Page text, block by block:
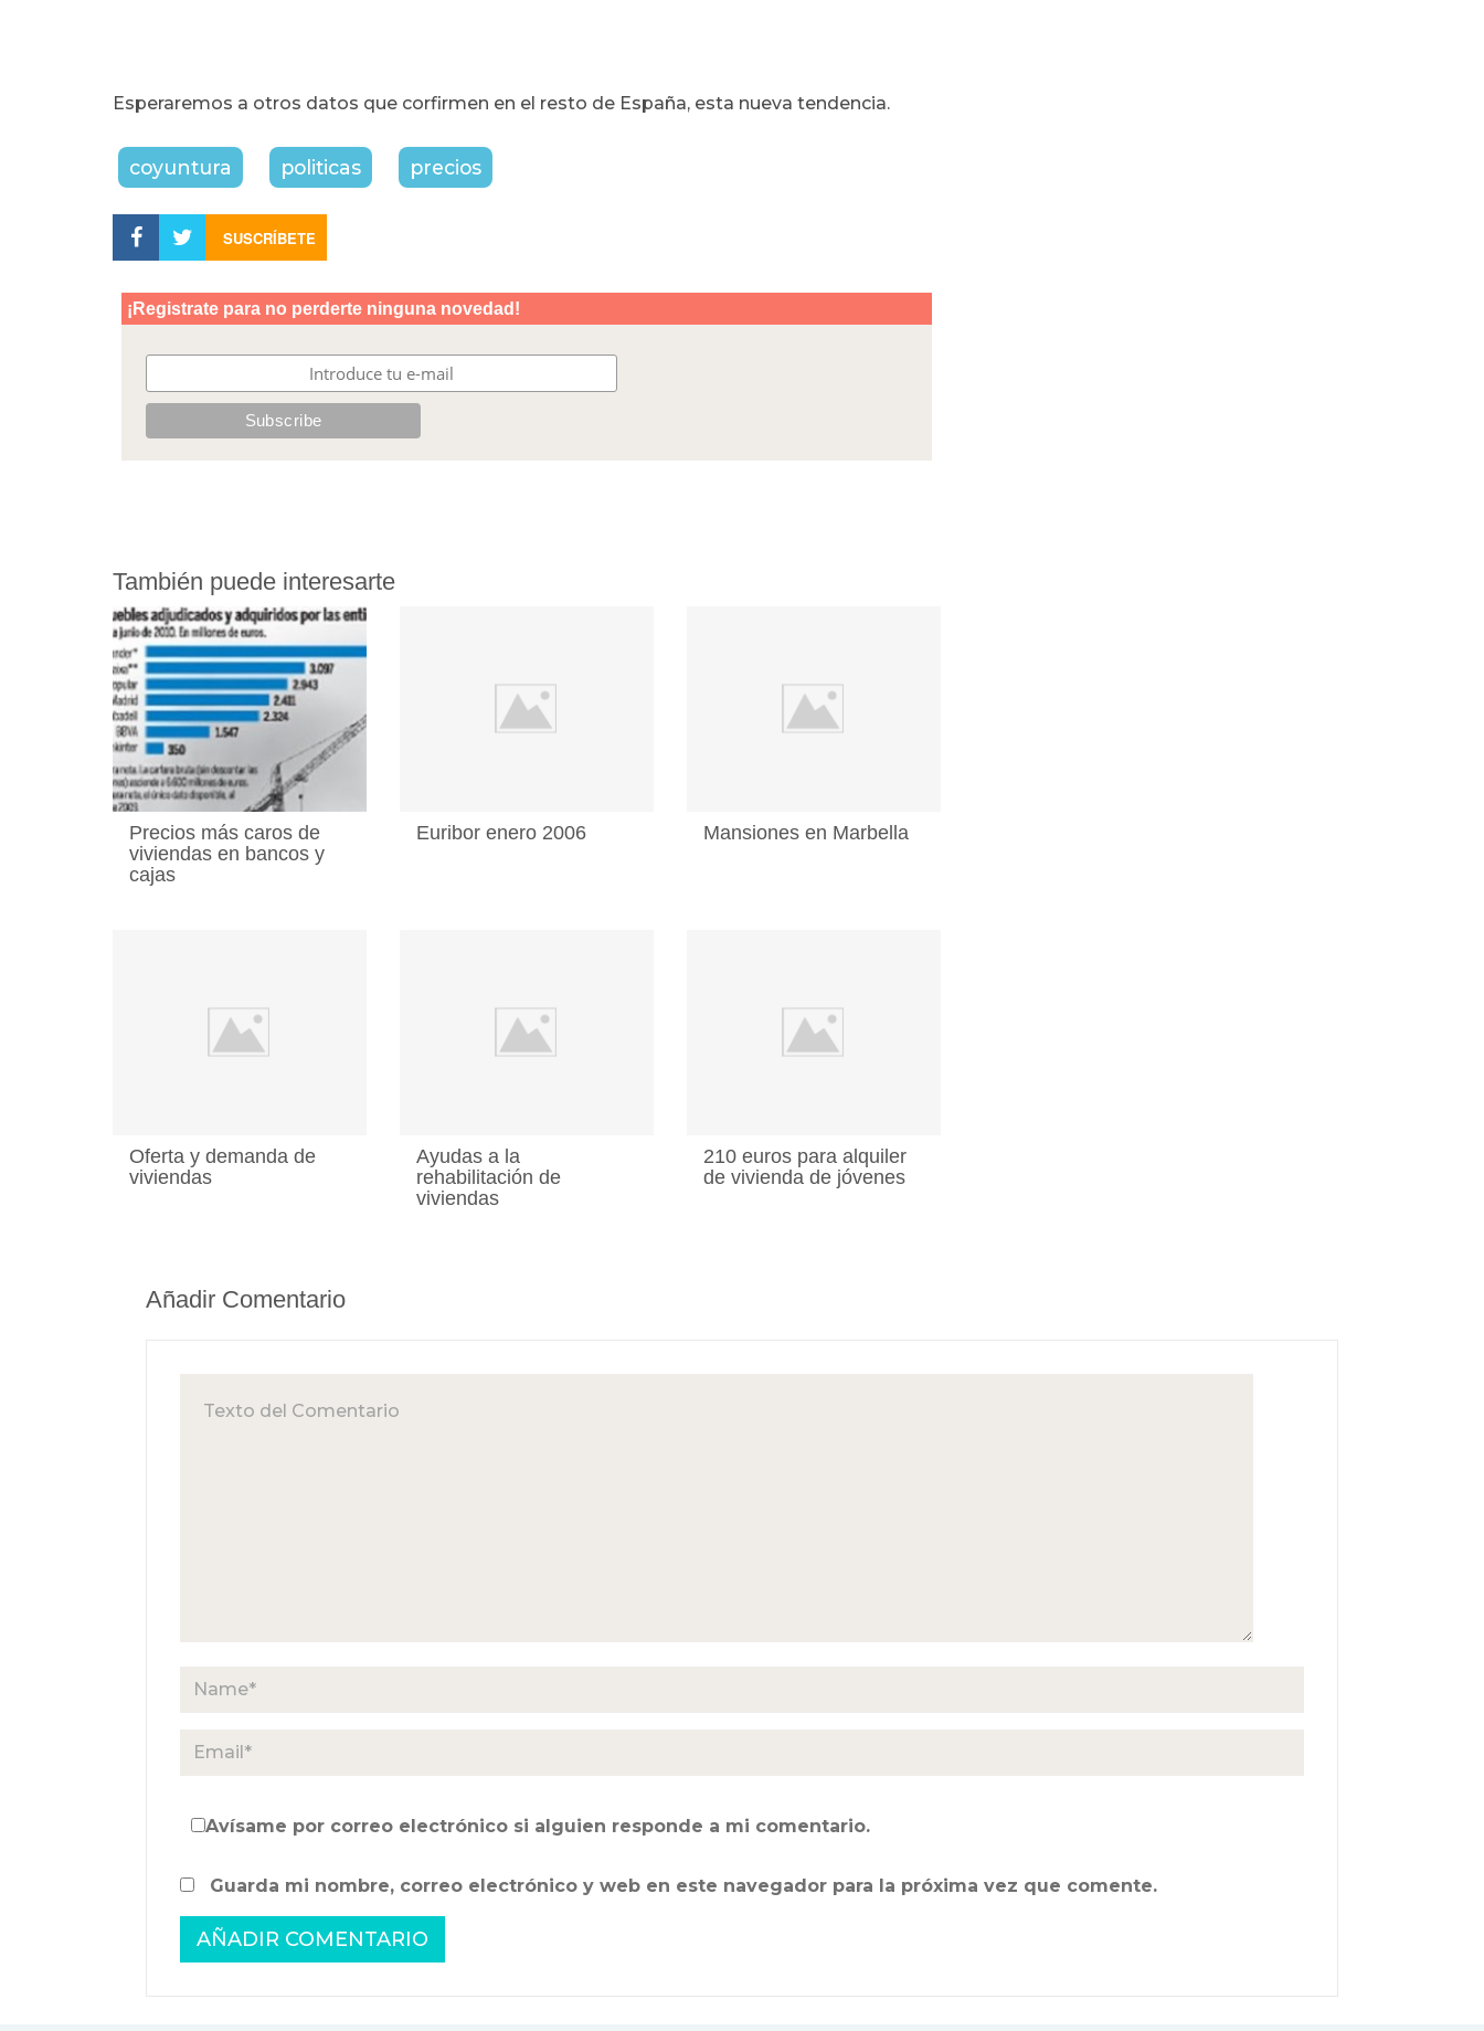
Esperaremos a otros datos que corfirmen en el resto de España, esta nueva tendencia.
coyuntura politicas precios
SUSCRÍBETE
También puede interesarte
Precios más caros de
viviendas en bancos y
cajas
Euribor enero 2006 Mansiones en Marbella
Oferta y demanda de
viviendas
Ayudas a la
rehabilitación de
viviendas
210 euros para alquiler
de vivienda de jóvenes
Añadir Comentario
Avísame por correo electrónico si alguien responde a mi comentario.
Guarda mi nombre, correo electrónico y web en este navegador para la próxima vez que comente.